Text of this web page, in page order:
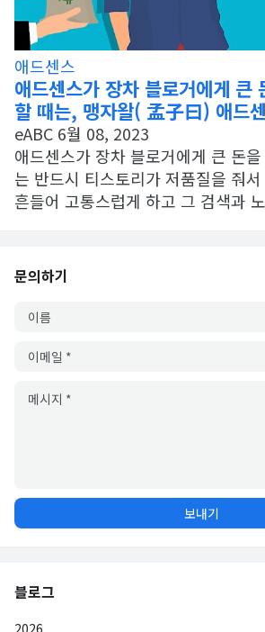
애드센스
애드센스가 장차 블로거에게 큰
할 때는, 맹자왈( 孟子曰) 애드
eABC 6월 08, 2023
애드센스가 장차 블로거에게 큰 돈
는 반드시 티스토리가 저품질을 줘
흔들어 고통스럽게 하고 그 검색과
문의하기
블로그
2026